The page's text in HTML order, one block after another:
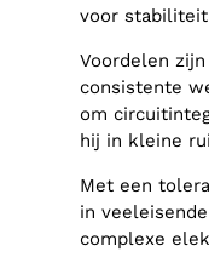
voor
Voordelen
consistente
om
hij in kleine
Met een
in
complexe